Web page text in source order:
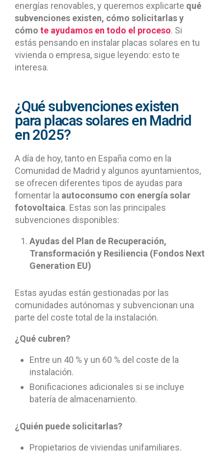
energías renovables, y queremos explicarte qué
subvenciones existen, cómo solicitarlas y
cómo te ayudamos en todo el proceso. Si
estás pensando en instalar placas solares en tu
vivienda o empresa, sigue leyendo: esto te
interesa.
¿Qué subvenciones existen
para placas solares en Madrid
en 2025?
A día de hoy, tanto en España como en la
Comunidad de Madrid y algunos ayuntamientos,
se ofrecen diferentes tipos de ayudas para
fomentar la autoconsumo con energía solar
fotovoltaica. Estas son las principales
subvenciones disponibles:
Ayudas del Plan de Recuperación,
Transformación y Resiliencia (Fondos Next
Generation EU)
Estas ayudas están gestionadas por las
comunidades autónomas y subvencionan una
parte del coste total de la instalación.
¿Qué cubren?
Entre un 40 % y un 60 % del coste de la
instalación.
Bonificaciones adicionales si se incluye
batería de almacenamiento.
¿Quién puede solicitarlas?
Propietarios de viviendas unifamiliares.